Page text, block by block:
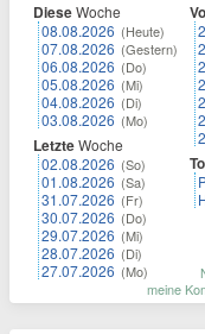
DieseWoche
08.08.2026 (Heute)
07.08.2026 (Gestern)
06.08.2026 (Do)
05.08.2026 (Mi)
04.08.2026 (Di)
03.08.2026 (Mo)
LetzteWoche
02.08.2026 (So)
01.08.2026 (Sa)
31.07.2026 (Fr)
30.07.2026 (Do)
29.07.2026 (Mi)
28.07.2026 (Di)
27.07.2026 (Mo)
meine